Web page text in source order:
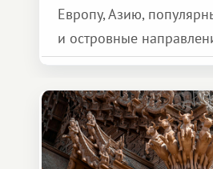
Европу, Азию,
и островные
возможности
значительно шире.
и Африка — континент,
способен подарить
формат путешествия.